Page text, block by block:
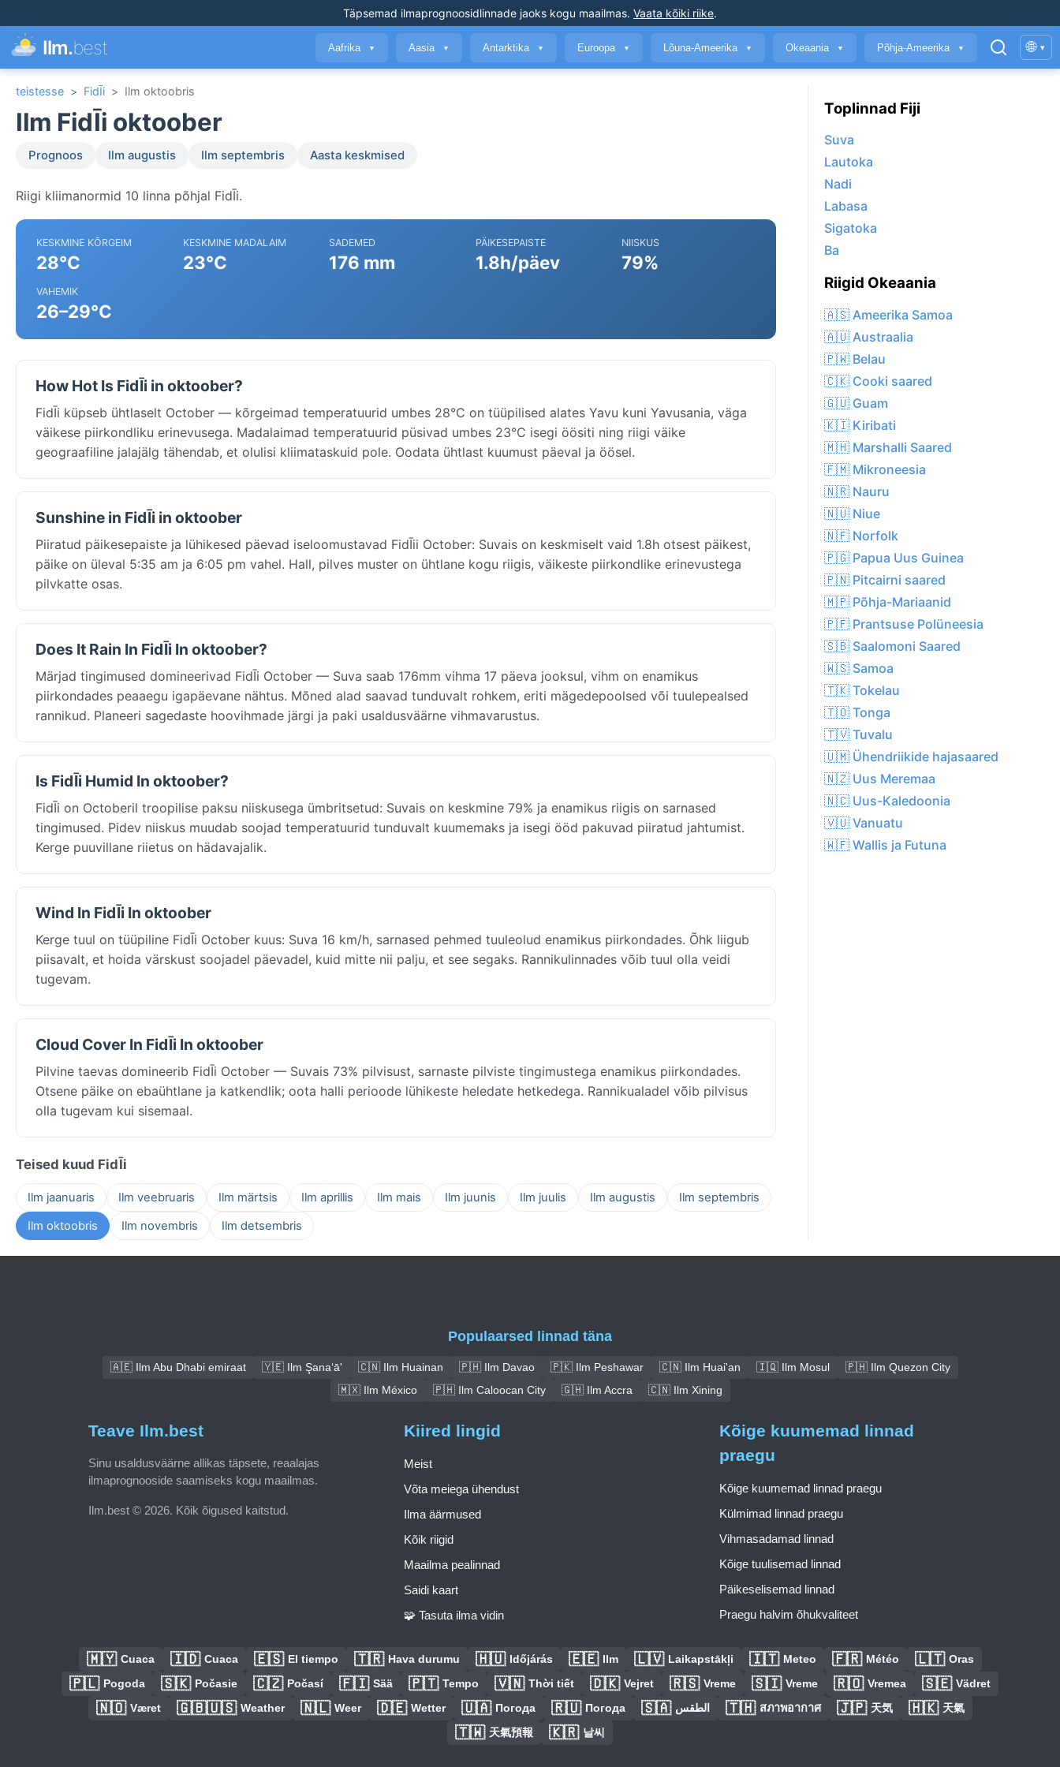
Täpsemad ilmaprognoosidlinnade jaoks kogu maailmas. Vaata kõiki riike.
Ilm.best Aafrika ▼ Aasia ▼ Antarktika ▼ Euroopa ▼ Lõuna-Ameerika ▼ Okeaania ▼ Põhja-Ameerika ▼ 🌐 ▾
teistesse > FidĪi > Ilm oktoobris
Ilm FidĪi oktoober
Prognoos Ilm augustis Ilm septembris Aasta keskmised
Riigi kliimanormid 10 linna põhjal FidĪi.
KESKMINE KÕRGEIM
28°C
KESKMINE MADALAIM
23°C
SADEMED
176 mm
PÄIKESEPAISTE
1.8h/päev
NIISKUS
79%
VAHEMIK
26–29°C
How Hot Is FidĪi in oktoober?
FidĪi küpseb ühtlaselt October — kõrgeimad temperatuurid umbes 28°C on tüüpilised alates Yavu kuni Yavusania, väga
väikese piirkondliku erinevusega. Madalaimad temperatuurid püsivad umbes 23°C isegi öösiti ning riigi väike
geograafiline jalajälg tähendab, et olulisi kliimataskuid pole. Oodata ühtlast kuumust päeval ja öösel.
Sunshine in FidĪi in oktoober
Piiratud päikesepaiste ja lühikesed päevad iseloomustavad FidĪii October: Suvais on keskmiselt vaid 1.8h otsest päikest,
päike on üleval 5:35 am ja 6:05 pm vahel. Hall, pilves muster on ühtlane kogu riigis, väikeste piirkondlike erinevustega
pilvkatte osas.
Does It Rain In FidĪi In oktoober?
Märjad tingimused domineerivad FidĪi October — Suva saab 176mm vihma 17 päeva jooksul, vihm on enamikus
piirkondades peaaegu igapäevane nähtus. Mõned alad saavad tunduvalt rohkem, eriti mägedepoolsed või tuulepealsed
rannikud. Planeeri sagedaste hoovihmade järgi ja paki usaldusväärne vihmavarustus.
Is FidĪi Humid In oktoober?
FidĪi on Octoberil troopilise paksu niiskusega ümbritsetud: Suvais on keskmine 79% ja enamikus riigis on sarnased
tingimused. Pidev niiskus muudab soojad temperatuurid tunduvalt kuumemaks ja isegi ööd pakuvad piiratud jahtumist.
Kerge puuvillane riietus on hädavajalik.
Wind In FidĪi In oktoober
Kerge tuul on tüüpiline FidĪi October kuus: Suva 16 km/h, sarnased pehmed tuuleolud enamikus piirkondades. Õhk liigub
piisavalt, et hoida värskust soojadel päevadel, kuid mitte nii palju, et see segaks. Rannikulinnades võib tuul olla veidi
tugevam.
Cloud Cover In FidĪi In oktoober
Pilvine taevas domineerib FidĪi October — Suvais 73% pilvisust, sarnaste pilviste tingimustega enamikus piirkondades.
Otsene päike on ebaühtlane ja katkendlik; oota halli perioode lühikeste heledate hetkedega. Rannikualadel võib pilvisus
olla tugevam kui sisemaal.
Teised kuud FidĪi
Ilm jaanuaris Ilm veebruaris Ilm märtsis Ilm aprillis Ilm mais Ilm juunis Ilm juulis Ilm augustis
Ilm septembris
Ilm oktoobris
Ilm novembris Ilm detsembris
Toplinnad Fiji
Suva
Lautoka
Nadi
Labasa
Sigatoka
Ba
Riigid Okeaania
🇦🇸 Ameerika Samoa
🇦🇺 Austraalia
🇵🇼 Belau
🇨🇰 Cooki saared
🇬🇺 Guam
🇰🇮 Kiribati
🇲🇭 Marshalli Saared
🇫🇲 Mikroneesia
🇳🇷 Nauru
🇳🇺 Niue
🇳🇫 Norfolk
🇵🇬 Papua Uus Guinea
🇵🇳 Pitcairni saared
🇲🇵 Põhja-Mariaanid
🇵🇫 Prantsuse Polüneesia
🇸🇧 Saalomoni Saared
🇼🇸 Samoa
🇹🇰 Tokelau
🇹🇴 Tonga
🇹🇻 Tuvalu
🇺🇲 Ühendriikide hajasaared
🇳🇿 Uus Meremaa
🇳🇨 Uus-Kaledoonia
🇻🇺 Vanuatu
🇼🇫 Wallis ja Futuna
Populaarsed linnad täna
🇦🇪 Ilm Abu Dhabi emiraat 🇾🇪 Ilm Şana‘ā' 🇨🇳 Ilm Huainan 🇵🇭 Ilm Davao 🇵🇰 Ilm Peshawar 🇨🇳 Ilm Huai'an 🇮🇶 Ilm Mosul
🇵🇭 Ilm Quezon City
🇲🇽 Ilm México
🇵🇭 Ilm Caloocan City 🇬🇭 Ilm Accra 🇨🇳 Ilm Xining
Teave Ilm.best
Sinu usaldusväärne allikas täpsete, reaalajas
ilmaprognooside saamiseks kogu maailmas.
Ilm.best © 2026. Kõik õigused kaitstud.
Kiired lingid
Meist
Võta meiega ühendust
Ilma äärmused
Kõik riigid
Maailma pealinnad
Saidi kaart
🧩 Tasuta ilma vidin
Kõige kuumemad linnad
praegu
Kõige kuumemad linnad praegu
Külmimad linnad praegu
Vihmasadamad linnad
Kõige tuulisemad linnad
Päikeselisemad linnad
Praegu halvim õhukvaliteet
🇲🇾 Cuaca 🇮🇩 Cuaca 🇪🇸 El tiempo 🇹🇷 Hava durumu 🇭🇺 Időjárás 🇪🇪 Ilm 🇱🇻 Laikapstākļi 🇮🇹 Meteo 🇫🇷 Météo 🇱🇹 Oras
🇵🇱 Pogoda 🇸🇰 Počasie 🇨🇿 Počasí 🇫🇮 Sää 🇵🇹 Tempo 🇻🇳 Thời tiết 🇩🇰 Vejret 🇷🇸 Vreme 🇸🇮 Vreme 🇷🇴 Vremea 🇸🇪 Vädret
🇳🇴 Været 🇬🇧🇺🇸 Weather 🇳🇱 Weer 🇩🇪 Wetter 🇺🇦 Погода 🇷🇺 Погода 🇸🇦 الطقس 🇹🇭 สภาพอากาศ 🇯🇵 天気 🇭🇰 天氣
🇹🇼 天氣預報 🇰🇷 날씨